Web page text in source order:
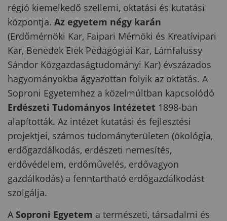
régió kiemelkedő szellemi, oktatási és kutatási
központja. Az egyetem négy karán
(Erdőmérnöki Kar, Faipari Mérnöki és Kreatívipari
Kar, Benedek Elek Pedagógiai Kar, Lámfalussy
Sándor Közgazdaságtudományi Kar) évszázados
hagyományokba ágyazottan folyik az oktatás. A
Soproni Egyetemhez a közelmúltban kapcsolódó
Erdészeti Tudományos Intézetet 1898-ban
alapították. Az intézet kutatási és fejlesztési
projektjei, számos tudományterületen (ökológia,
erdőgazdálkodás, erdészeti nemesítés,
erdővédelem, erdőművelés, erdővagyon
gazdálkodás) a fenntartható erdőgazdálkodást
szolgálja.
A Soproni Egyetem a természeti, társadalmi és